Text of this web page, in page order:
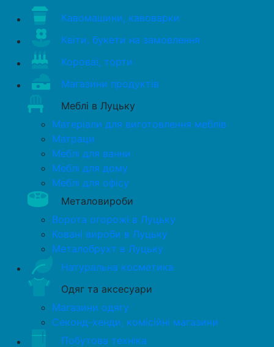
Кавомашини, кавоварки
Квіти, букети на замовлення
Короваї, торти
Магазини продуктів
Меблі в Луцьку
Матеріали для виготовлення меблів
Матраци
Меблі для ванни
Меблі для дому
Меблі для офісу
Металовироби
Ворота огорожі в Луцьку
Ковані вироби в Луцьку
Металобрухт в Луцьку
Натуральна косметика
Одяг та аксесуари
Магазини одягу
Секонд-хенди, комісійні магазини
Побутова техніка